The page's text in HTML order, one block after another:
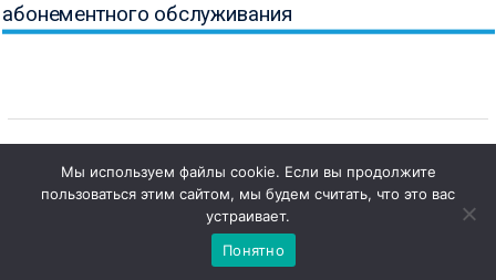
абонементного обслуживания
Copyright © Все права защищены.
КОНБ им. В.Г. Белинского
Мы используем файлы cookie. Если вы продолжите
пользоваться этим сайтом, мы будем считать, что это вас
устраивает.
Понятно
Чат с
администратором